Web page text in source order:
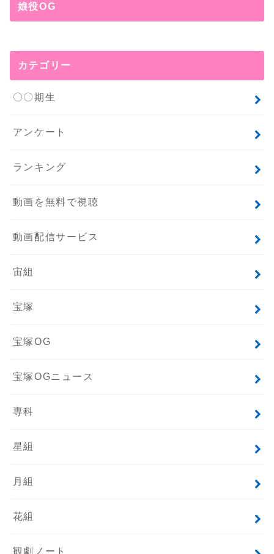
娘役OG
カテゴリー
〇〇期生
アンケート
ランキング
動画を無料で視聴
動画配信サービス
宙組
宝塚
宝塚OG
宝塚OGニュース
専科
星組
月組
花組
観劇ノート